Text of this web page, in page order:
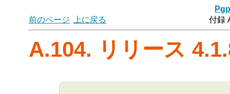
前のページ
上に戻る 付録
A.104. リリース